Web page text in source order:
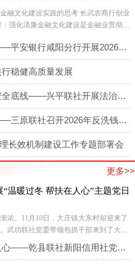
建设实践的思考 长武农商行创业
深耕合规消保 筑牢经营底线——平安银行咸阳分行开展2026年廉洁合规及消保专题培训
稳健高质量发展
筑牢信贷合规防线 严守舆情安全底线——兴平联社开展法治大讲堂活动
守牢合规底线 强化风险防控——三原联社召开2026年反洗钱和反恐怖融资专题培训会
长效机制建设工作专题部署会
更多>>
温暖过冬 帮扶在人心”主题党日
浓。11月10日，大庄镇大东村却迎来了
武功联社党委带领包抓干部来到了大庄
户送来了生活所需的电热毯，在寒冬中
党建引领践初心 金融服务暖人心——乾县联社新阳信用社党支部全力保障“智慧餐厅”纪实